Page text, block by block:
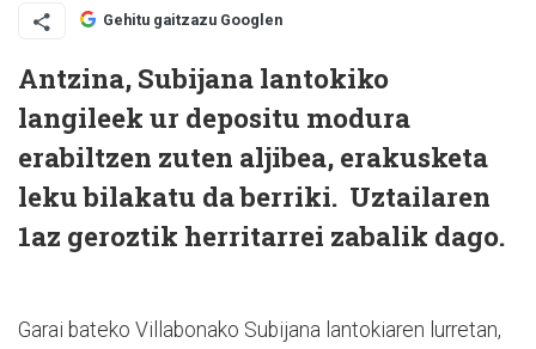
Gehitu gaitzazu Googlen
Antzina, Subijana lantokiko
langileek ur depositu modura
erabiltzen zuten aljibea, erakusketa
leku bilakatu da berriki. Uztailaren
1az geroztik herritarrei zabalik dago.
Garai bateko Villabonako Subijana lantokiaren lurretan,